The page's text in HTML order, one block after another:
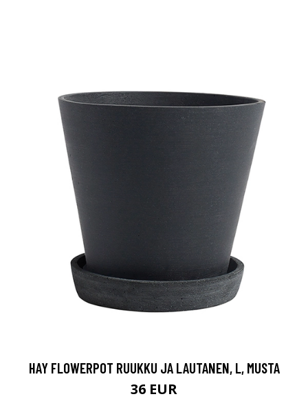
HAY FLOWERPOT RUUKKU JA LAUTANEN, L, MUSTA
36 EUR